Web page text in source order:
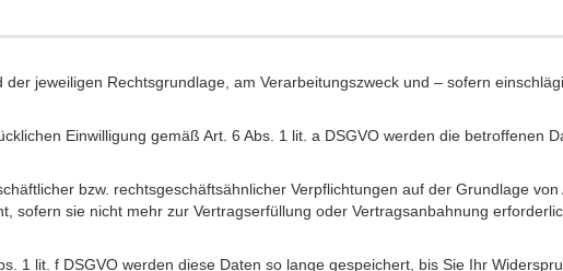
jeweiligen Rechtsgrundlage, am Verarbeitungszweck und – sofern
Einwilligung gemäß Art. 6 Abs. 1 lit. a DSGVO werden die betroffenen
bzw. rechtsgeschäftsähnlicher Verpflichtungen auf der Grundlage von
sofern sie nicht mehr zur Vertragserfüllung oder Vertragsanbahnung
1 lit. f DSGVO werden diese Daten so lange gespeichert, bis Sie Ihr